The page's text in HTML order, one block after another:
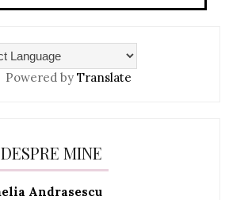
Powered by Translate
DESPRE MINE
Andrasescu